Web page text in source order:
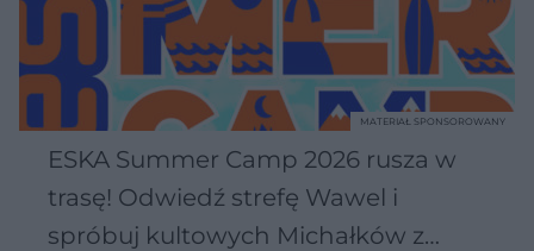
ESKA Summer Camp 2026 rusza w
trasę! Odwiedź strefę Wawel i
spróbuj kultowych Michałków z
MATERIAŁ SPONSOROWANY